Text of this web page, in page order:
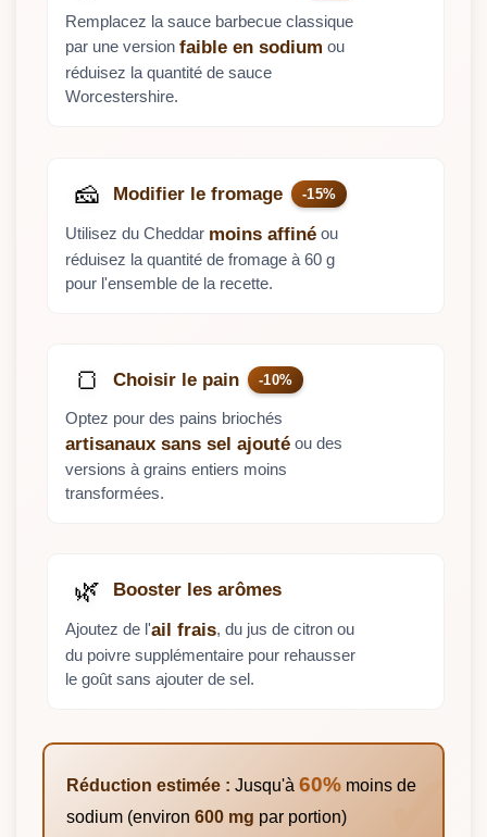
Remplacez la sauce barbecue classique
par une version faible en sodium ou
réduisez la quantité de sauce
Worcestershire.
🧀 Modifier le fromage -15%
Utilisez du Cheddar moins affiné ou
réduisez la quantité de fromage à 60 g
pour l'ensemble de la recette.
🍞 Choisir le pain -10%
Optez pour des pains briochés
artisanaux sans sel ajouté ou des
versions à grains entiers moins
transformées.
🌿 Booster les arômes
Ajoutez de l'ail frais, du jus de citron ou
du poivre supplémentaire pour rehausser
le goût sans ajouter de sel.
Réduction estimée : Jusqu'à 60% moins de
sodium (environ 600 mg par portion)